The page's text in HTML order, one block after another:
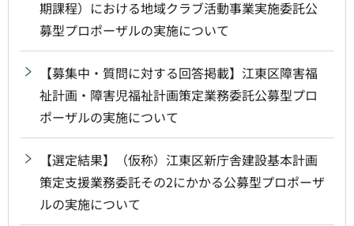
期課程）における地域クラブ活動事業実施委託公
募型プロポーザルの実施について
【募集中・質問に対する回答掲載】江東区障害福
祉計画・障害児福祉計画策定業務委託公募型プロ
ポーザルの実施について
【選定結果】（仮称）江東区新庁舎建設基本計画
策定支援業務委託その2にかかる公募型プロポーザ
ルの実施について